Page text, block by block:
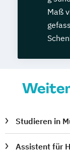
Maß
Studieren in
Assistent für